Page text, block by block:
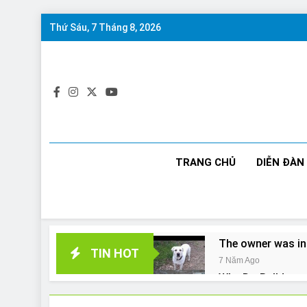
Skip
Thứ Sáu, 7 Tháng 8, 2026
TRANG CHỦ DIỄN ĐÀN
TIN HOT
The owner was
7 Năm Ago
Why Do
7 Năm Ago